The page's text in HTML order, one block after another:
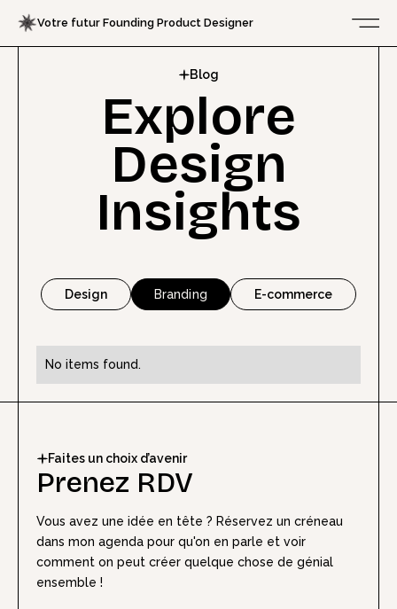
Votre futur Founding Product Designer
Blog
Explore
Design
Insights
Design Branding E-commerce
No items found.
Faites un choix d’avenir
Prenez RDV
Vous avez une idée en tête ? Réservez un créneau
dans mon agenda pour qu'on en parle et voir
comment on peut créer quelque chose de génial
ensemble !